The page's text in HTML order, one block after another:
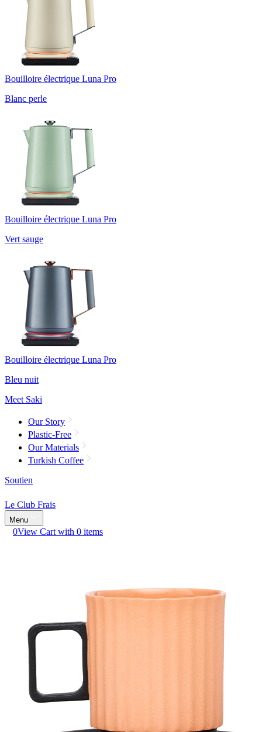
Bouilloire électrique Luna Pro
Blanc perle
Bouilloire électrique Luna Pro
Vert sauge
Bouilloire électrique Luna Pro
Bleu nuit
Meet Saki
Our Story
Plastic-Free
Our Materials
Turkish Coffee
Soutien
Le Club Frais
Menu
0View Cart with 0 items